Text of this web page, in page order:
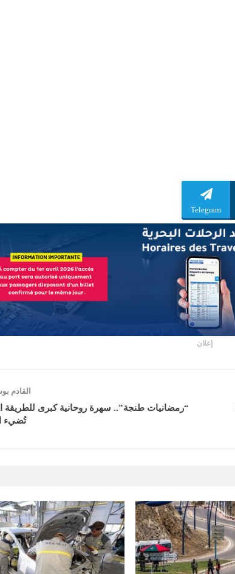
Telegram
إعلان
القادم
“رمضانيات طنجة”.. سهرة روحانية كبرى للطريقة
تُضيء